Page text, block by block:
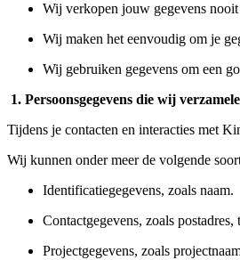
Wij verkopen jouw gegevens nooit
Wij maken het eenvoudig om je
Wij gebruiken gegevens om een
1. Persoonsgegevens die wij
Tijdens je contacten en interacties met
Wij kunnen onder meer de volgende
Identificatiegegevens, zoals naam.
Contactgegevens, zoals
Projectgegevens, zoals